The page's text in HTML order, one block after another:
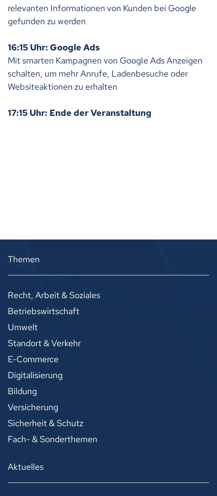
relevanten Informationen von Kunden bei Google
gefunden zu werden
16:15 Uhr: Google Ads
Mit smarten Kampagnen von GoogIe Ads Anzeigen
schalten, um mehr Anrufe, Ladenbesuche oder
Websiteaktionen zu erhalten
17:15 Uhr: Ende der Veranstaltung
Themen
Recht, Arbeit & Soziales
Betriebswirtschaft
Umwelt
Standort & Verkehr
E-Commerce
Digitalisierung
Bildung
Versicherung
Sicherheit & Schutz
Fach- & Sonderthemen
Aktuelles